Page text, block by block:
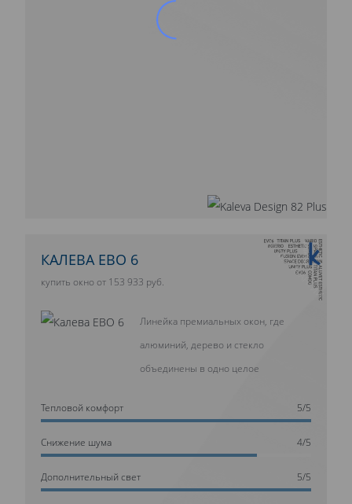
10 ЛЕТ ГАРАНТИИ
КАЛЕВА ЕВО 6
купить окно от 153 933 руб.
Линейка премиальных окон, где
алюминий, дерево и стекло
объединены в одно целое
Тепловой комфорт 5/5
Cнижение шума 4/5
Дополнительный свет 5/5